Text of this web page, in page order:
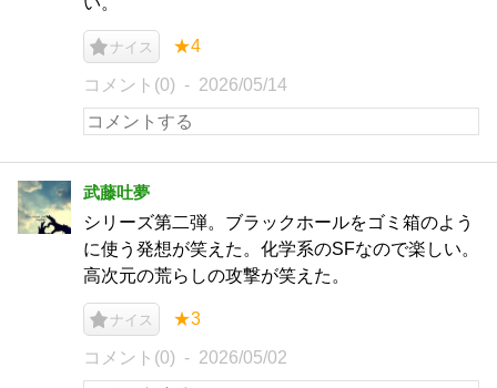
ナイス ★4
コメント(0) 2026/05/14
武藤吐夢
シリーズ第二弾。ブラックホールをゴミ箱のよう
に使う発想が笑えた。化学系のSFなので楽しい。
高次元の荒らしの攻撃が笑えた。
ナイス ★3
コメント(0) 2026/05/02